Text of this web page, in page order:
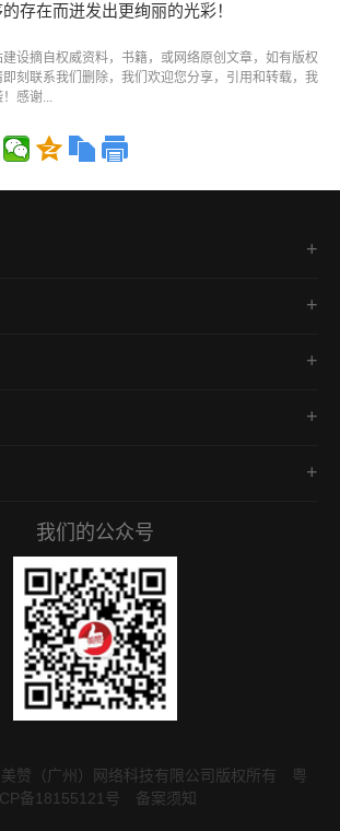
存在而迸发出更绚丽的光彩！
建设摘自权威资料，书籍，或网络原创文章，如有版权
刻联系我们删除，我们欢迎您分享，引用和转载，我
感谢...
我们的公众号
赞（广州）网络科技有限公司版权所有
粤
备18155121号
备案须知